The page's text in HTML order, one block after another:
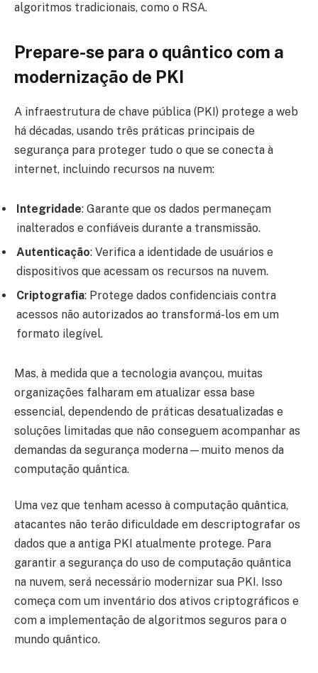
algoritmos tradicionais, como o RSA.
Prepare-se para o quântico com a
modernização de PKI
A infraestrutura de chave pública (PKI) protege a web
há décadas, usando três práticas principais de
segurança para proteger tudo o que se conecta à
internet, incluindo recursos na nuvem:
Integridade: Garante que os dados permaneçam
inalterados e confiáveis durante a transmissão.
Autenticação: Verifica a identidade de usuários e
dispositivos que acessam os recursos na nuvem.
Criptografia: Protege dados confidenciais contra
acessos não autorizados ao transformá-los em um
formato ilegível.
Mas, à medida que a tecnologia avançou, muitas
organizações falharam em atualizar essa base
essencial, dependendo de práticas desatualizadas e
soluções limitadas que não conseguem acompanhar as
demandas da segurança moderna—muito menos da
computação quântica.
Uma vez que tenham acesso à computação quântica,
atacantes não terão dificuldade em descriptografar os
dados que a antiga PKI atualmente protege. Para
garantir a segurança do uso de computação quântica
na nuvem, será necessário modernizar sua PKI. Isso
começa com um inventário dos ativos criptográficos e
com a implementação de algoritmos seguros para o
mundo quântico.